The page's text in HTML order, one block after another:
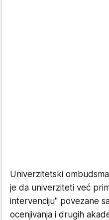
Univerzitetski
je da univerziteti već
intervenciju" povezane
ocenjivanja i drugih